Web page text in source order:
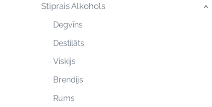
Stiprais Alkohols
Degvīns
Destilāts
Viskijs
Brendijs
Rums
›